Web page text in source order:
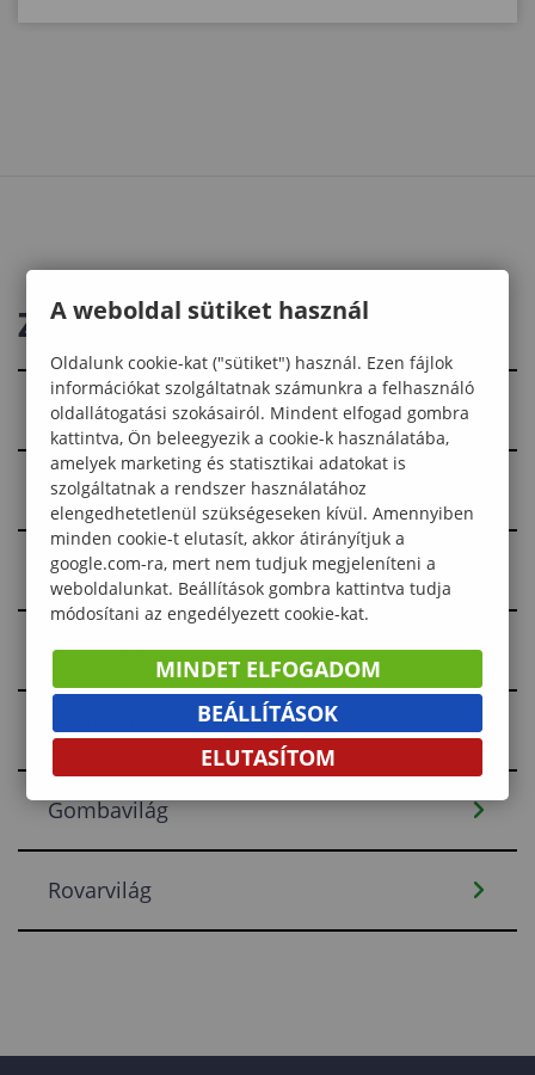
ZÖLD KÖRNYEZETÜNK
Botanikus kert
ERTI Arborétumok
Hűségerdő
Green Bee
Madárvilág
Gombavilág
Rovarvilág
A weboldal sütiket használ
Oldalunk cookie-kat ("sütiket") használ. Ezen fájlok
információkat szolgáltatnak számunkra a felhasználó
oldallátogatási szokásairól. Mindent elfogad gombra
kattintva, Ön beleegyezik a cookie-k használatába,
amelyek marketing és statisztikai adatokat is
szolgáltatnak a rendszer használatához
elengedhetetlenül szükségeseken kívül. Amennyiben
minden cookie-t elutasít, akkor átirányítjuk a
google.com-ra, mert nem tudjuk megjeleníteni a
weboldalunkat. Beállítások gombra kattintva tudja
módosítani az engedélyezett cookie-kat.
MINDET ELFOGADOM
BEÁLLÍTÁSOK
ELUTASÍTOM